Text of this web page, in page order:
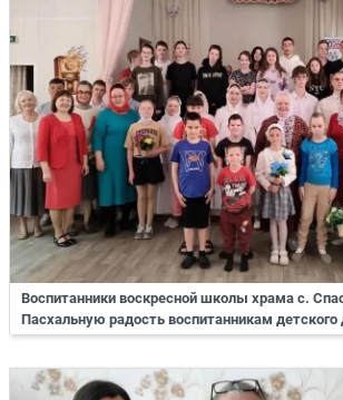
Воспитанники воскресной школы храма с.
Пасхальную радость воспитанникам